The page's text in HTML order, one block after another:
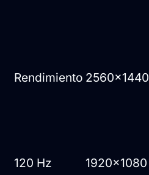
Rendimiento 2560x1440
120 Hz 1920x1080